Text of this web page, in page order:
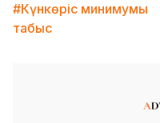
#Күнкөріс минимумы
табыс